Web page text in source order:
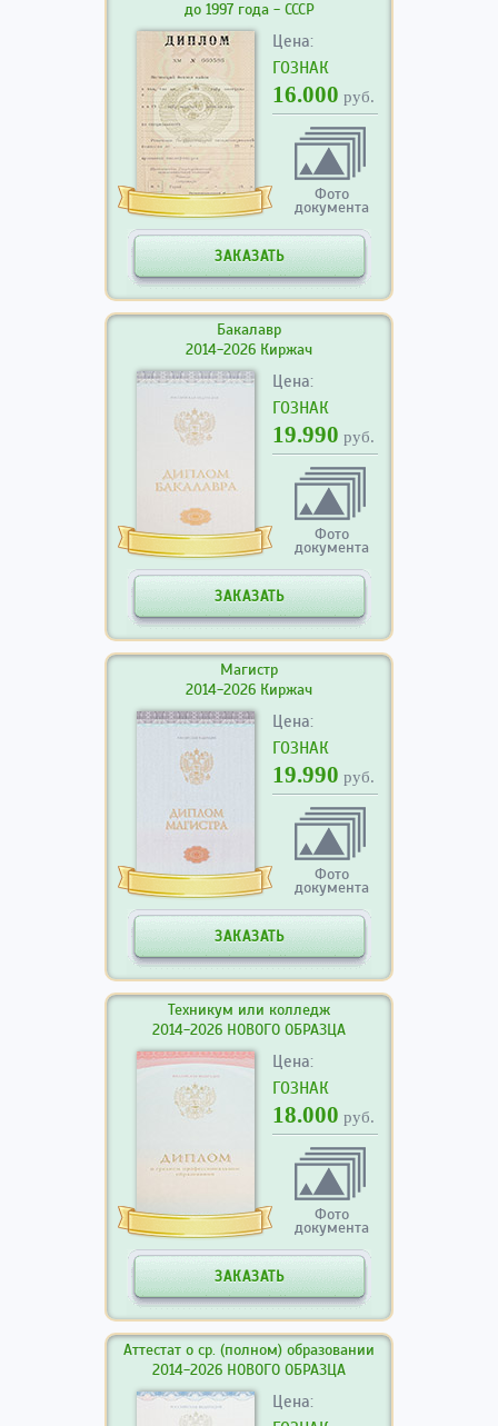
до 1997 года - СССР
Цена:
ГОЗНАК
16.000 руб.
Фото
документа
ЗАКАЗАТЬ
Бакалавр
2014-2026 Киржач
Цена:
ГОЗНАК
19.990 руб.
Фото
документа
ЗАКАЗАТЬ
Магистр
2014-2026 Киржач
Цена:
ГОЗНАК
19.990 руб.
Фото
документа
ЗАКАЗАТЬ
Техникум или колледж
2014-2026 НОВОГО ОБРАЗЦА
Цена:
ГОЗНАК
18.000 руб.
Фото
документа
ЗАКАЗАТЬ
Аттестат о ср. (полном) образовании
2014-2026 НОВОГО ОБРАЗЦА
Цена: